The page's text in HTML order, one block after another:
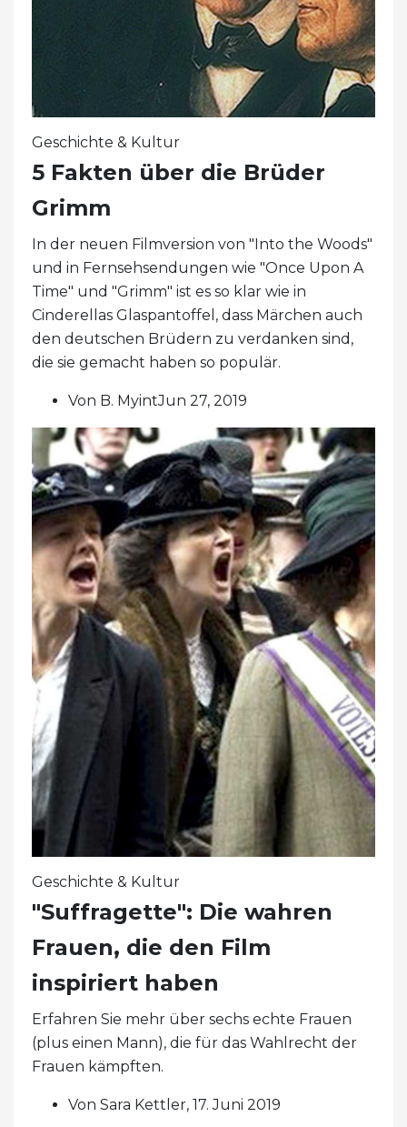
Geschichte & Kultur
5 Fakten über die Brüder
Grimm
In der neuen Filmversion von "Into the Woods"
und in Fernsehsendungen wie "Once Upon A
Time" und "Grimm" ist es so klar wie in
Cinderellas Glaspantoffel, dass Märchen auch
den deutschen Brüdern zu verdanken sind,
die sie gemacht haben so populär.
Von B. MyintJun 27, 2019
Geschichte & Kultur
"Suffragette": Die wahren
Frauen, die den Film
inspiriert haben
Erfahren Sie mehr über sechs echte Frauen
(plus einen Mann), die für das Wahlrecht der
Frauen kämpften.
Von Sara Kettler, 17. Juni 2019